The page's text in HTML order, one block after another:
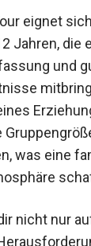
eignet
Jahren, die
und
was eine
nicht nur